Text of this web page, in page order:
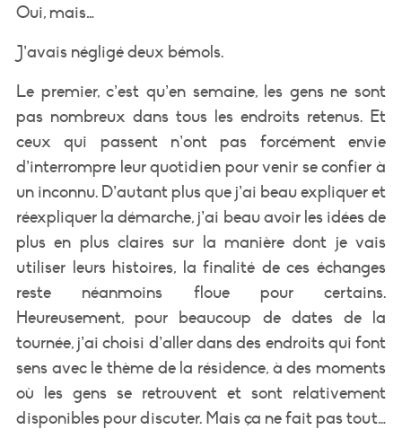
Oui, mais…
J’avais négligé deux bémols.
Le premier, c’est qu’en semaine, les gens ne sont
pas nombreux dans tous les endroits retenus. Et
ceux qui passent n’ont pas forcément envie
d’interrompre leur quotidien pour venir se confier à
un inconnu. D’autant plus que j’ai beau expliquer et
réexpliquer la démarche, j’ai beau avoir les idées de
plus en plus claires sur la manière dont je vais
utiliser leurs histoires, la finalité de ces échanges
reste néanmoins floue pour certains.
Heureusement, pour beaucoup de dates de la
tournée, j’ai choisi d’aller dans des endroits qui font
sens avec le thème de la résidence, à des moments
où les gens se retrouvent et sont relativement
disponibles pour discuter. Mais ça ne fait pas tout…